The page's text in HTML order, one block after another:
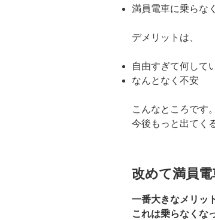
満員電車に乗らな
デメリットは、
自由すぎて何して
なんとなく不安
こんなところです。
今後もっと出てく
改めて満員
一番大きなメリッ
これは乗らなくな